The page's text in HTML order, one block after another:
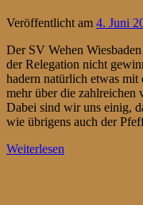
Veröffentlicht am 4. Juni
Der SV Wehen
der Relegation nicht
hadern natürlich etwas mit
mehr über die zahlreichen
Dabei sind wir uns einig,
wie übrigens auch der
Weiterlesen